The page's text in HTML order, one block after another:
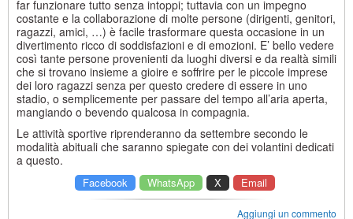
far funzionare tutto senza intoppi; tuttavia con un impegno
costante e la collaborazione di molte persone (dirigenti, genitori,
ragazzi, amici, …) è facile trasformare questa occasione in un
divertimento ricco di soddisfazioni e di emozioni. E’ bello vedere
così tante persone provenienti da luoghi diversi e da realtà simili
che si trovano insieme a gioire e soffrire per le piccole imprese
dei loro ragazzi senza per questo credere di essere in uno
stadio, o semplicemente per passare del tempo all’aria aperta,
mangiando o bevendo qualcosa in compagnia.
Le attività sportive riprenderanno da settembre secondo le
modalità abituali che saranno spiegate con dei volantini dedicati
a questo.
Facebook WhatsApp X Email
Aggiungi un commento